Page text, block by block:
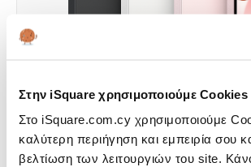
Στην iSquare χρησιμοποιούμε Cookies
Στο iSquare.com.cy χρησιμοποιούμε
καλύτερη περιήγηση και εμπειρία σου
βελτίωση των λειτουργιών του site.
iPhone 16